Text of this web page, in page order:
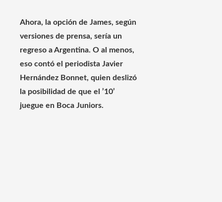
Ahora, la opción de James, según
versiones de prensa, sería un
regreso a Argentina. O al menos,
eso contó el periodista Javier
Hernández Bonnet, quien deslizó
la posibilidad de que el ’10’
juegue en Boca Juniors.